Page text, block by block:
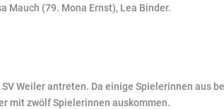
Mauch (79. Mona Ernst), Lea Binder.
Weiler antreten. Da einige Spielerinnen aus
mit zwölf Spielerinnen auskommen.